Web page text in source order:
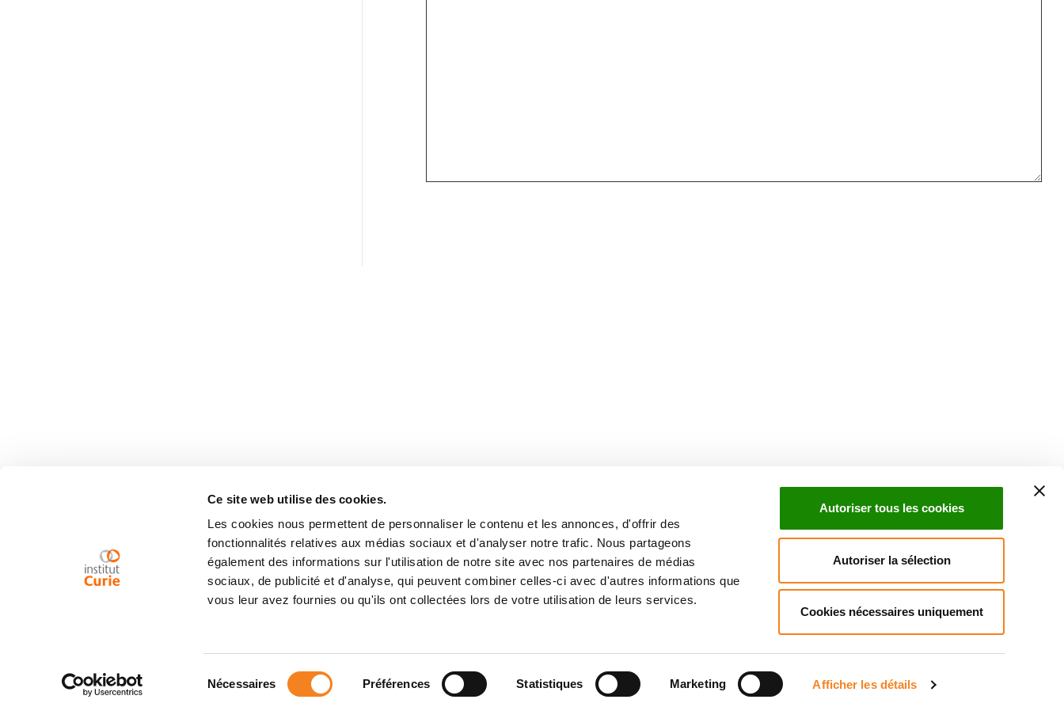
Ce site web utilise des cookies.
Les cookies nous permettent de personnaliser le contenu et les annonces, d'offrir des
fonctionnalités relatives aux médias sociaux et d'analyser notre trafic. Nous partageons
également des informations sur l'utilisation de notre site avec nos partenaires de médias
sociaux, de publicité et d'analyse, qui peuvent combiner celles-ci avec d'autres informations que
vous leur avez fournies ou qu'ils ont collectées lors de votre utilisation de leurs services.
Nécessaires Préférences Statistiques Marketing Afficher les détails
Autoriser tous les cookies
Autoriser la sélection
Cookies nécessaires uniquement
Inscrivez-vous à la newsletter
ActualitésDroits du patient
Mentions légalesPolitique des données personnellesGestion des cookiesSignalement